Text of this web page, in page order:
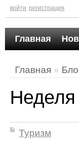
войти регистрация
Главная
Главная »
Неделя
Туризм